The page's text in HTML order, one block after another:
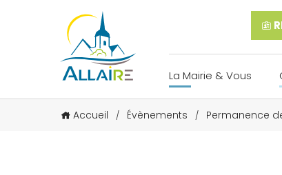
La Mairie & Vous
Accueil / Évènements / Permanence